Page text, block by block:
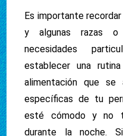
Es importante
y algunas razas o
necesidades
establecer una
alimentación que se
específicas de tu
esté cómodo y no
durante la noche.